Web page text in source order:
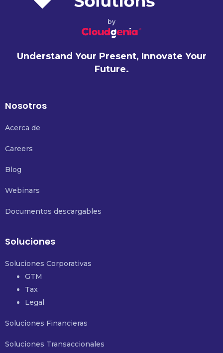
by
Understand Your Present, Innovate Your
Future.
Nosotros
Acerca de
Careers
Blog
Webinars
Documentos descargables
Soluciones
Soluciones Corporativas
GTM
Tax
Legal
Soluciones Financieras
Soluciones Transaccionales